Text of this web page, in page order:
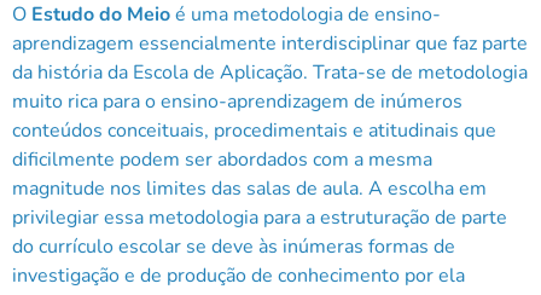
O Estudo do Meioé uma metodologia de ensino-
aprendizagem essencialmente interdisciplinar que faz parte
da história da Escola de Aplicação. Trata-se de metodologia
muito rica para o ensino-aprendizagem de inúmeros
conteúdos conceituais, procedimentais e atitudinais que
dificilmente podem ser abordados com a mesma
magnitude nos limites das salas de aula. A escolha em
privilegiar essa metodologia para a estruturação de parte
do currículo escolar se deve às inúmeras formas de
investigação e de produção de conhecimento por ela